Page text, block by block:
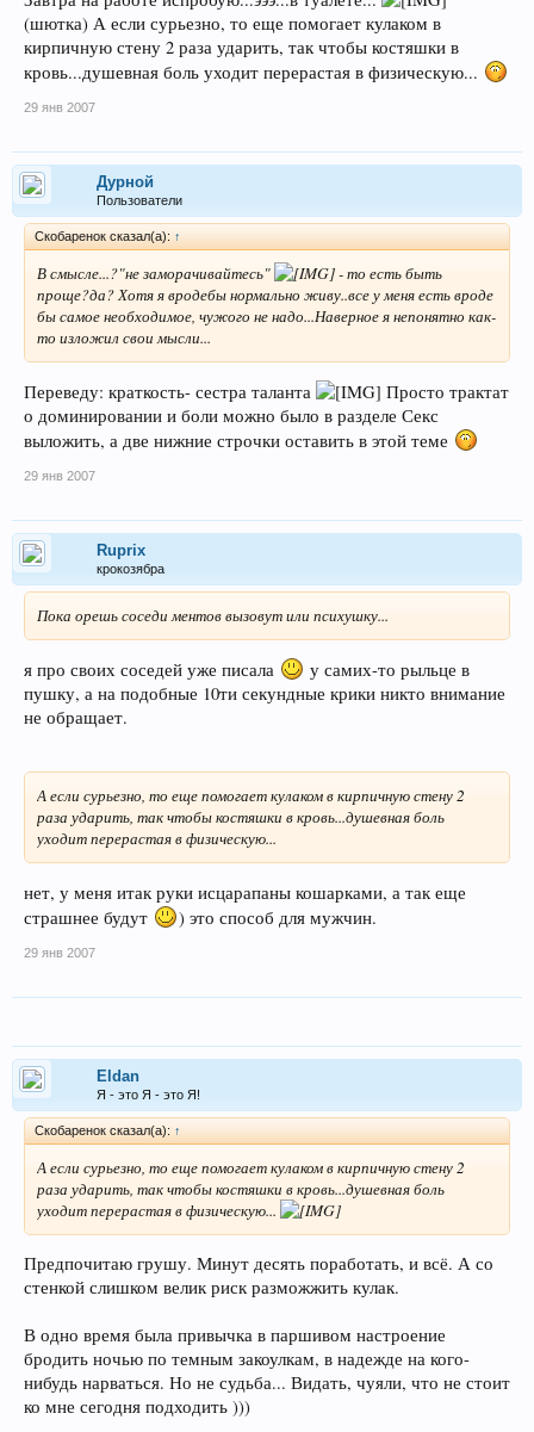
(шютка) А если сурьезно, то еще помогает кулаком в
кирпичную стену 2 раза ударить, так чтобы костяшки в
кровь...душевная боль уходит перерастая в физическую...
29 янв 2007
Дурной
Пользователи
Скобаренок сказал(а): ↑
В смысле...?"не заморачивайтесь"
- то есть быть
проще?да? Хотя я вродебы нормально живу..все у меня есть вроде
бы самое необходимое, чужого не надо...Наверное я непонятно как-
то изложил свои мысли...
Переведу: краткость- сестра таланта
Просто трактат
о доминировании и боли можно было в разделе Секс
выложить, а две нижние строчки оставить в этой теме
29 янв 2007
Ruprix
крокозябра
Пока орешь соседи ментов вызовут или психушку...
я про своих соседей уже писала
у самих-то рыльце в
пушку, а на подобные 10ти секундные крики никто внимание
не обращает.
А если сурьезно, то еще помогает кулаком в кирпичную стену 2
раза ударить, так чтобы костяшки в кровь...душевная боль
уходит перерастая в физическую...
нет, у меня итак руки исцарапаны кошарками, а так еще
страшнее будут
) это способ для мужчин.
29 янв 2007
Eldan
Я - это Я - это Я!
Скобаренок сказал(а): ↑
А если сурьезно, то еще помогает кулаком в кирпичную стену 2
раза ударить, так чтобы костяшки в кровь...душевная боль
уходит перерастая в физическую...
Предпочитаю грушу. Минут десять поработать, и всё. А со
стенкой слишком велик риск разможжить кулак.
В одно время была привычка в паршивом настроение
бродить ночью по темным закоулкам, в надежде на кого-
нибудь нарваться. Но не судьба... Видать, чуяли, что не стоит
ко мне сегодня подходить )))